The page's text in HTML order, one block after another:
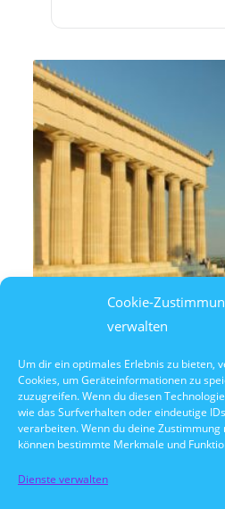
Cookie-
verwalten
Um dir ein optimales Erlebnis zu bieten,
Cookies, um Geräteinformationen zu
zuzugreifen. Wenn du diesen
wie das Surfverhalten oder eindeutige
verarbeiten. Wenn du deine
können bestimmte Merkmale und
Dienste verwalten
9. August 2026
14:30 Uhr Walhalla